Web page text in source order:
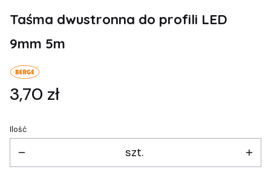
Taśma dwustronna do profili LED
9mm 5m
Cena
3,70 zł
Ilość
szt.